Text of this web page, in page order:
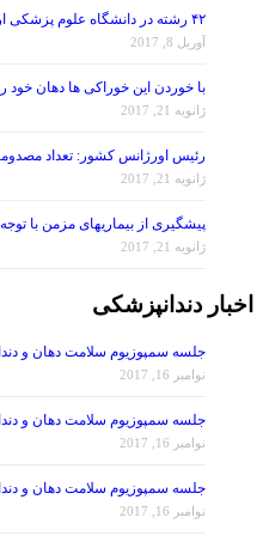
۴۲ رشته در دانشگاه علوم پزشکی اردبیل دایر است
آوریل 8, 2017
با خوردن این خوراکی ها دهان خود
ژانویه 21, 2017
رئیس اورژانس کشور: تعداد مصدومین حادثه
ژانویه 21, 2017
پیشگیری از بیماریهای مزمن با
ژانویه 21, 2017
اخبار دندانپزشکی
جلسه سمپوزیوم سلامت دهان و
نوامبر 16, 2017
جلسه سمپوزیوم سلامت دهان و
نوامبر 16, 2017
جلسه سمپوزیوم سلامت دهان و
نوامبر 16, 2017